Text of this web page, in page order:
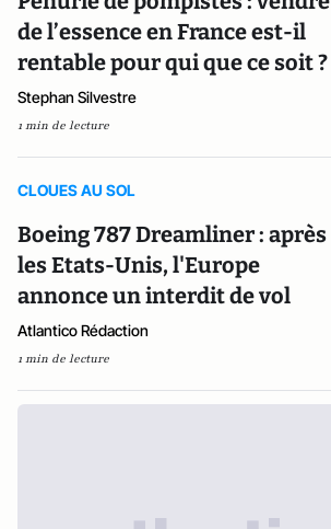
de l’essence en France est-il
rentable pour qui que ce soit ?
Stephan Silvestre
1 min de lecture
CLOUES AU SOL
Boeing 787 Dreamliner : après
les Etats-Unis, l'Europe
annonce un interdit de vol
Atlantico Rédaction
1 min de lecture